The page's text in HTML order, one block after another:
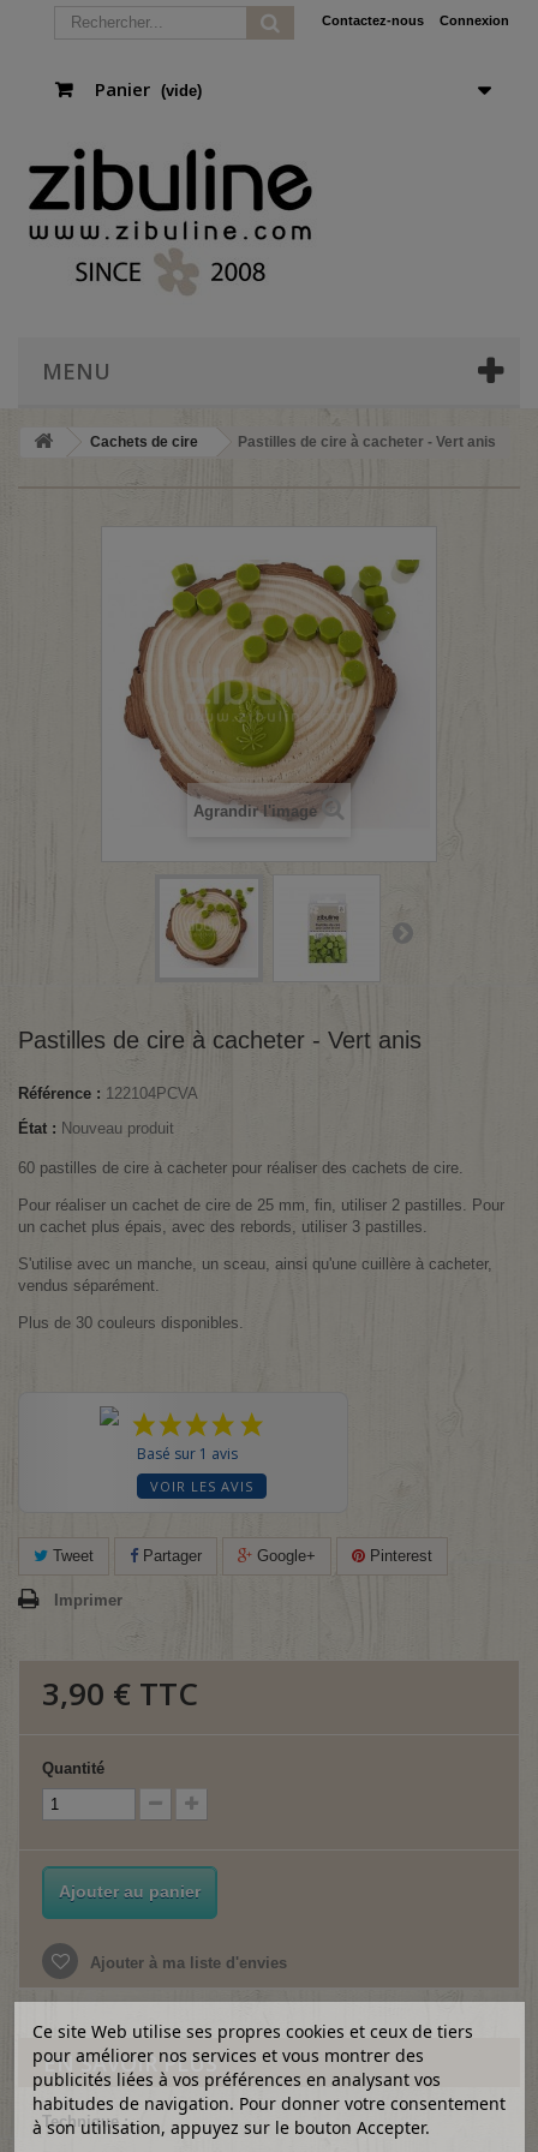
Connexion
Contactez-nous
Panier (vide)
MENU
Cachets de cire Pastilles de cire à cacheter - Vert anis
Agrandir l'image
Pastilles de cire à cacheter - Vert anis
Référence : 122104PCVA
État : Nouveau produit
60 pastilles de cire à cacheter pour réaliser des cachets de cire.
Pour réaliser un cachet de cire de 25 mm, fin, utiliser 2 pastilles. Pour
un cachet plus épais, avec des rebords, utiliser 3 pastilles.
S'utilise avec un manche, un sceau, ainsi qu'une cuillère à cacheter,
vendus séparément.
Plus de 30 couleurs disponibles.
Basé sur 1 avis
VOIR LES AVIS
Tweet Partager Google+ Pinterest
Imprimer
3,90 € TTC
Quantité
Ajouter au panier
Ajouter à ma liste d'envies
EN SAVOIR PLUS
Technique :
Ce site Web utilise ses propres cookies et ceux de tiers
pour améliorer nos services et vous montrer des
publicités liées à vos préférences en analysant vos
habitudes de navigation. Pour donner votre consentement
à son utilisation, appuyez sur le bouton Accepter.